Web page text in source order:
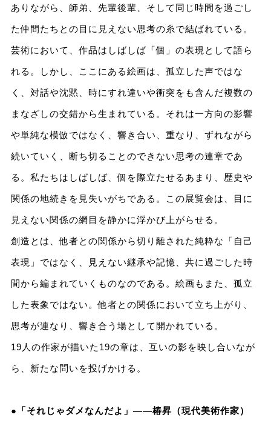
ありながら、師弟、先輩後輩、そして同じ時間を過ごし
た仲間たちとの目に見えない思考の糸で結ばれている。
芸術において、作品はしばしば「個」の表現として語ら
れる。しかし、ここにある絵画は、孤立した声ではな
く、対話や沈黙、時にすれ違いや衝突をも含んだ複数の
まなざしの交錯から生まれている。それは一方向の影響
や単純な模倣ではなく、響き合い、重なり、ずれながら
続いていく、断ち切ることのできない思考の連章であ
る。私たちはしばしば、個を際立たせるあまり、歴史や
関係の地続きを見失いがちである。この展覧会は、目に
見えない関係の網目を静かに浮かび上がらせる。
創造とは、他者との関係から切り離された純粋な「自己
表現」ではなく、見えない継承や記憶、共に過ごした時
間から編まれていくものなのである。絵画もまた、孤立
した表象ではない。他者との関係において立ち上がり、
思考が連なり、響き合う場として開かれている。
19人の作家が描いた19の章は、互いの影を映し合いなが
ら、新たな問いを投げかける。
●「それじゃダメなんだよ」――椿昇（現代美術作家）